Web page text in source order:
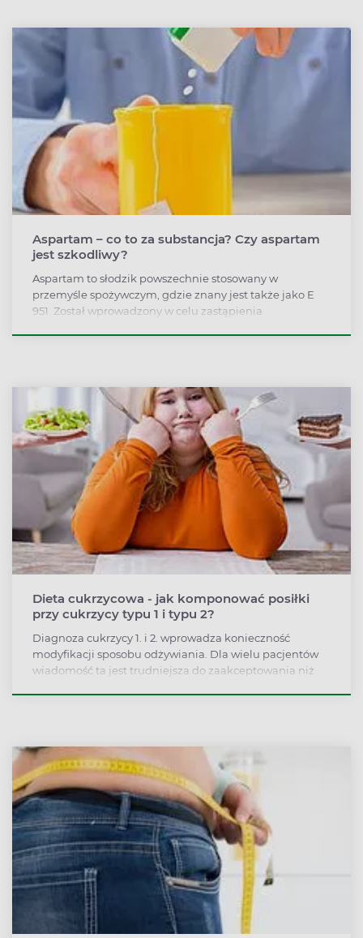
Aspartam – co to za substancja? Czy aspartam
jest szkodliwy?
Aspartam to słodzik powszechnie stosowany w
przemyśle spożywczym, gdzie znany jest także jako E
951. Został wprowadzony w celu zastąpienia
Dieta cukrzycowa - jak komponować posiłki
przy cukrzycy typu 1 i typu 2?
Diagnoza cukrzycy 1. i 2. wprowadza konieczność
modyfikacji sposobu odżywiania. Dla wielu pacjentów
wiadomość ta jest trudniejsza do zaakceptowania niż